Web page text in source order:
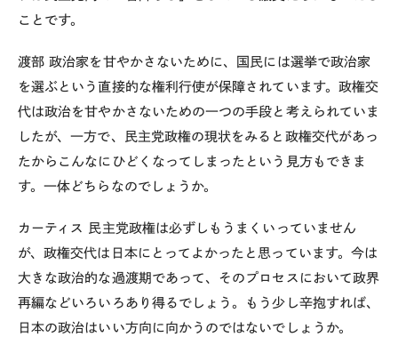
ことです。
渡部政治家を甘やかさないために、国民には選挙で政治家
を選ぶという直接的な権利行使が保障されています。政権交
代は政治を甘やかさないための一つの手段と考えられていま
したが、一方で、民主党政権の現状をみると政権交代があっ
たからこんなにひどくなってしまったという見方もできま
す。一体どちらなのでしょうか。
カーティス
民主党政権は必ずしもうまくいっていません
が、政権交代は日本にとってよかったと思っています。今は
大きな政治的な過渡期であって、そのプロセスにおいて政界
再編などいろいろあり得るでしょう。もう少し辛抱すれば、
日本の政治はいい方向に向かうのではないでしょうか。